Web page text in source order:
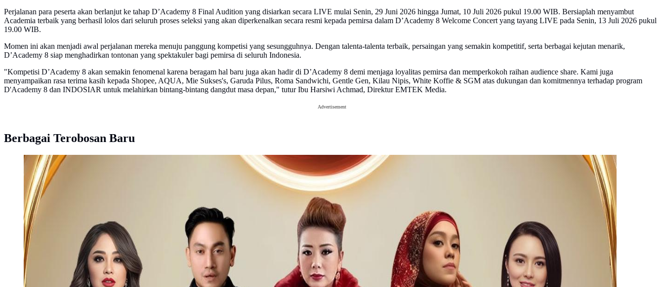
Perjalanan para peserta akan berlanjut ke tahap D’Academy 8 Final Audition yang disiarkan secara LIVE mulai Senin, 29 Juni 2026 hingga Jumat, 10 Juli 2026 pukul 19.00 WIB. Bersiaplah menyambut
Academia terbaik yang berhasil lolos dari seluruh proses seleksi yang akan diperkenalkan secara resmi kepada pemirsa dalam D’Academy 8 Welcome Concert yang tayang LIVE pada Senin, 13 Juli 2026 pukul
19.00 WIB.
Momen ini akan menjadi awal perjalanan mereka menuju panggung kompetisi yang sesungguhnya. Dengan talenta-talenta terbaik, persaingan yang semakin kompetitif, serta berbagai kejutan menarik,
D’Academy 8 siap menghadirkan tontonan yang spektakuler bagi pemirsa di seluruh Indonesia.
"Kompetisi D’Academy 8 akan semakin fenomenal karena beragam hal baru juga akan hadir di D’Academy 8 demi menjaga loyalitas pemirsa dan memperkokoh raihan audience share. Kami juga
menyampaikan rasa terima kasih kepada Shopee, AQUA, Mie Sukses's, Garuda Pilus, Roma Sandwichi, Gentle Gen, Kilau Nipis, White Koffie & SGM atas dukungan dan komitmennya terhadap program
D'Academy 8 dan INDOSIAR untuk melahirkan bintang-bintang dangdut masa depan," tutur Ibu Harsiwi Achmad, Direktur EMTEK Media.
Advertisement
Berbagai Terobosan Baru